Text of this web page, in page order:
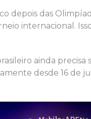
depois das
internacional.
ainda precisa
desde 16 de